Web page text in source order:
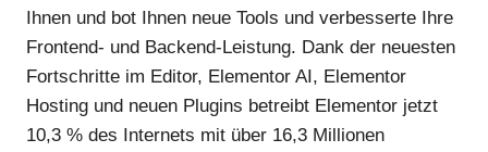
Ihnen und bot Ihnen neue Tools und verbesserte Ihre
Frontend- und Backend-Leistung. Dank der neuesten
Fortschritte im Editor, Elementor AI, Elementor
Hosting und neuen Plugins betreibt Elementor jetzt
10,3 % des Internets mit über 16,3 Millionen